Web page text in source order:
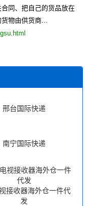
同、把自己的货品放在
物由供货商...
邢台国际快递
南宁国际快递
接收器海外仓一件代
发